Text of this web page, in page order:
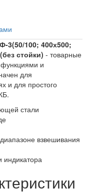
100; 400х500;
стойки) - товарные
и
для
и для простого
стали
взвешивания
индикатора